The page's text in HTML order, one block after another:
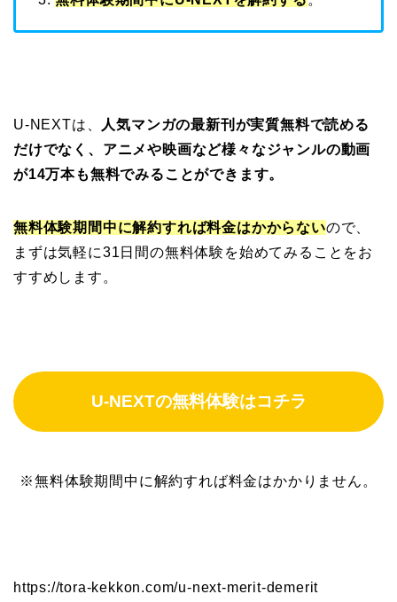
U-NEXTは、
人気マンガの最新刊が実質無料で読める
だけでなく、アニメや映画など様々なジャンルの動画
が14万本も無料でみることができます。
無料体験期間中に解約すれば料金はかからないので、
まずは気軽に31日間の無料体験を始めてみることをお
すすめします。
U-NEXTの無料体験はコチラ
※無料体験期間中に解約すれば料金はかかりません。
https://tora-kekkon.com/u-next-merit-demerit